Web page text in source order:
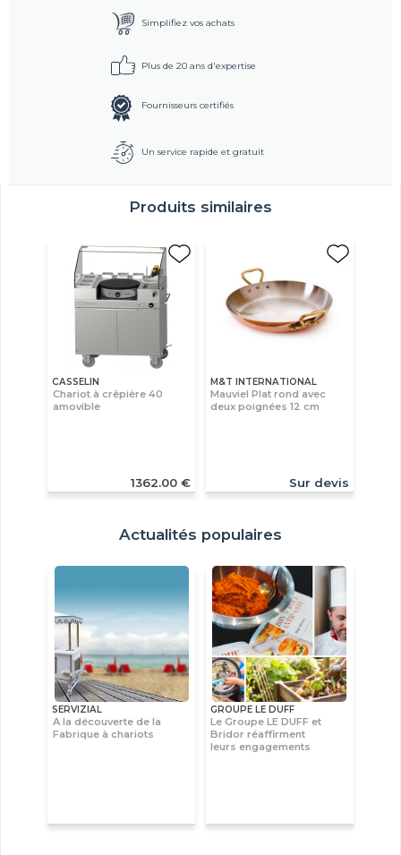
Simplifiez vos achats
Plus de 20 ans d'expertise
Fournisseurs certifiés
Un service rapide et gratuit
Produits similaires
CASSELIN
Chariot à crêpière 40
amovible
1362.00 €
M&T INTERNATIONAL
Mauviel Plat rond avec
deux poignées 12 cm
Sur devis
Actualités populaires
SERVIZIAL
A la découverte de la
Fabrique à chariots
GROUPE LE DUFF
Le Groupe LE DUFF et
Bridor réaffirment
leurs engagements